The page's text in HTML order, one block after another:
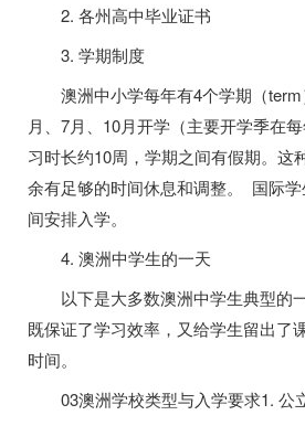
2. 各州高中毕业证书
3. 学期制度
澳洲中小学每年有4个学期（
月、7月、10月开学（主要开学季在
习时长约10周，学期之间有假期。这
余有足够的时间休息和调整。 国际
间安排入学。
4. 澳洲中学生的一天
以下是大多数澳洲中学生典型的
既保证了学习效率，又给学生留出了
时间。
03澳洲学校类型与入学要求1. 公